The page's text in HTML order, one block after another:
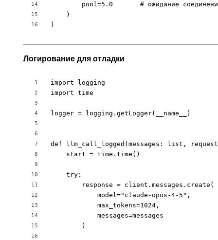
14
15
16
pool=5.0       # ожидание
    )
)
Логирование для отладки
1
2
3
4
5
6
7
8
9
10
11
12
13
14
15
16
import logging
import time
logger = logging.getLogger(__name__)
def llm_call_logged(messages: list,
    start = time.time()
    try:
        response = client.messages.create(
            model="claude-opus-4-5",
            max_tokens=1024,
            messages=messages
        )